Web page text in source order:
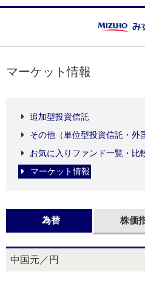
マーケット情報
追加型投資信託
その他（単位型投資信託・外
お気に入りファンド一覧・比
マーケット情報
為替 株価
中国元／円